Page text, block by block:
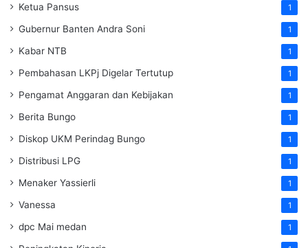
Ketua Pansus 1
Gubernur Banten Andra Soni 1
Kabar NTB 1
Pembahasan LKPj Digelar Tertutup 1
Pengamat Anggaran dan Kebijakan 1
Berita Bungo 1
Diskop UKM Perindag Bungo 1
Distribusi LPG 1
Menaker Yassierli 1
Vanessa 1
dpc Mai medan 1